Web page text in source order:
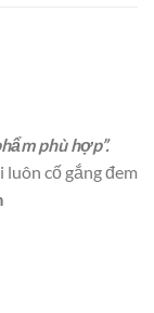
phù hợp”.
cố gắng đem